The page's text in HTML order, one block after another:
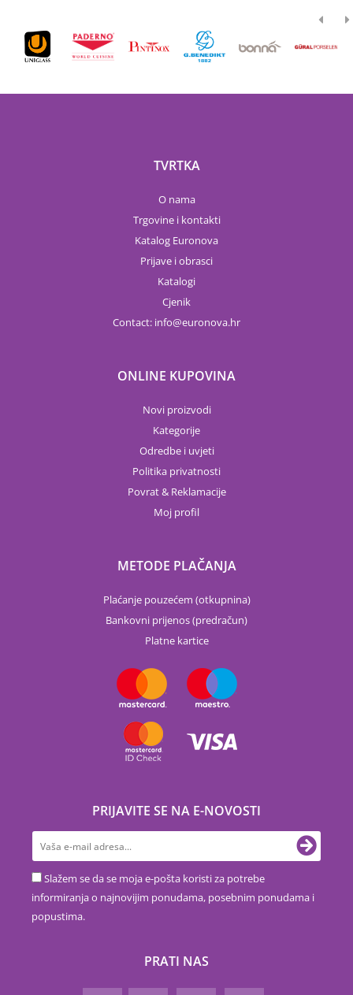
TVRTKA
O nama
Trgovine i kontakti
Katalog Euronova
Prijave i obrasci
Katalogi
Cjenik
Contact: info euronova.hr
ONLINE KUPOVINA
Novi proizvodi
Kategorije
Odredbe i uvjeti
Politika privatnosti
Povrat & Reklamacije
Moj profil
METODE PLAČANJA
Plaćanje pouzećem (otkupnina)
Bankovni prijenos (predračun)
Platne kartice
PRIJAVITE SE NA E-NOVOSTI
Slažem se da se moja e-pošta koristi za potrebe
informiranja o najnovijim ponudama, posebnim ponudama i
popustima.
PRATI NAS